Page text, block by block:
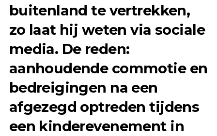
buitenland te vertrekken,
zo laat hij weten via sociale
media. De reden:
aanhoudende commotie en
bedreigingen na een
afgezegd optreden tijdens
een kinderevenement in